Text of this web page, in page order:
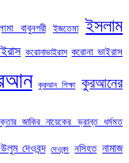
বাবুনগরী ইজতেমা ইসলাম
করোনাভাইরাস করোনা ভাইরাস
কুরআন শিক্ষা কুরআনের
জাকির নায়েকের ভ্রান্ত ধর্মমত
দেওবন্দ দেওবন্দ নসিহত নামাজ